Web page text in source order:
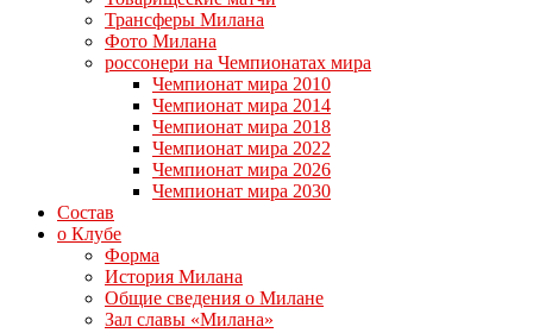
Трансферы Милана
Фото Милана
россонери на Чемпионатах мира
Чемпионат мира 2010
Чемпионат мира 2014
Чемпионат мира 2018
Чемпионат мира 2022
Чемпионат мира 2026
Чемпионат мира 2030
Состав
о Клубе
Форма
История Милана
Общие сведения о Милане
Зал славы «Милана»